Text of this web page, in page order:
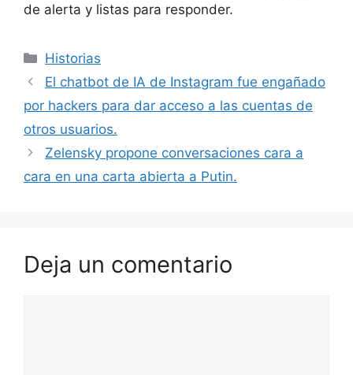
de alerta y listas para responder.
Categorías
Historias
El chatbot de IA de Instagram fue engañado
por hackers para dar acceso a las cuentas de
otros usuarios.
Zelensky propone conversaciones cara a
cara en una carta abierta a Putin.
Deja un comentario